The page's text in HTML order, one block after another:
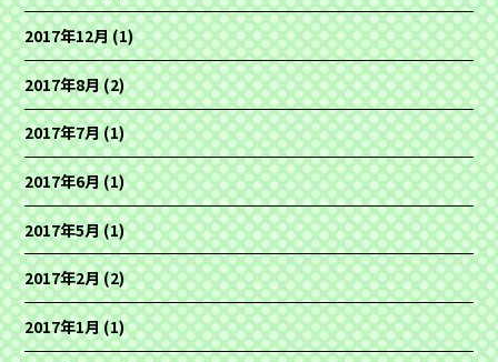
2017年12月(1)
2017年8月(2)
2017年7月(1)
2017年6月(1)
2017年5月(1)
2017年2月(2)
2017年1月(1)